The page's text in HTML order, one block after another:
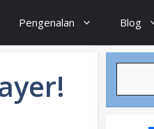
Pengenalan Blog